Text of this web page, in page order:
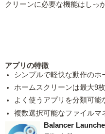
クリーンに必要な機能はしっ
アプリの特徴
シンプルで軽快な動作のホ
ホームスクリーンは最大9枚
よく使うアプリを分類可能
複数選択可能なファイルマ
Balancer